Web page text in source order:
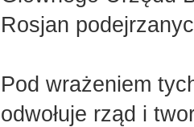
Rosjan
Pod wrażeniem
odwołuje rząd i